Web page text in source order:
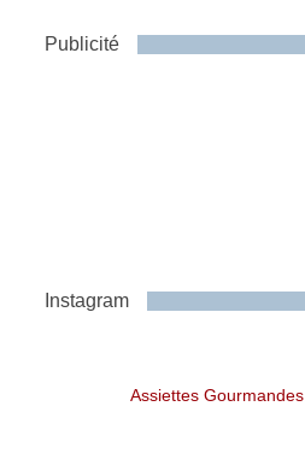
Publicité
Instagram
Assiettes Gourmandes